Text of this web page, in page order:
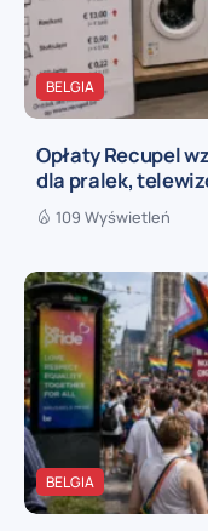
BELGIA
Opłaty Recupel
dla pralek,
109 Wyświetleń
BELGIA